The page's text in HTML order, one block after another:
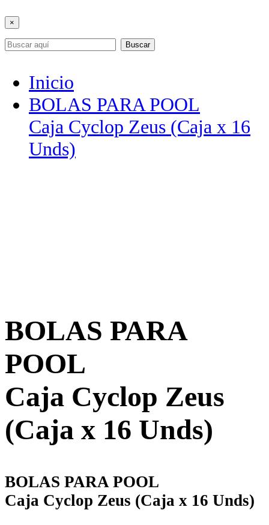
×
Buscar
Inicio
BOLAS PARA POOL
Caja Cyclop Zeus (Caja x 16
Unds)
BOLAS PARA
POOL
Caja Cyclop Zeus
(Caja x 16 Unds)
BOLAS PARA POOL
Caja Cyclop Zeus (Caja x 16 Unds)